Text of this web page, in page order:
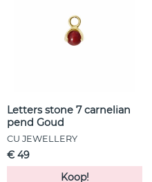
Letters stone 7 carnelian
pend Goud
CU JEWELLERY
€ 49
Koop!